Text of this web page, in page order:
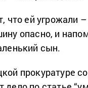
что ей угрожали
опасно, и
сын.
прокуратуре